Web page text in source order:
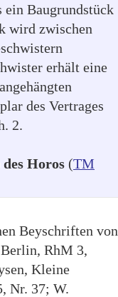
Baugrundstück
wird zwischen
erhält eine
des Vertrages
2.
Horos (TM
Beyschriften von
RhM 3,
Kleine
Nr. 37; W.